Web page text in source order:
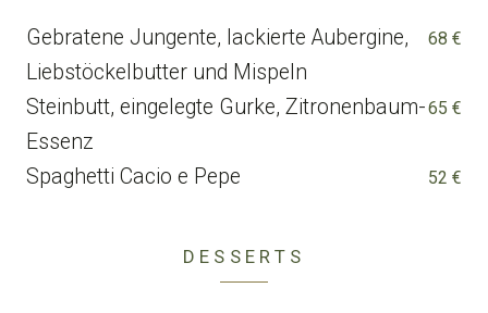
Gebratene Jungente, lackierte Aubergine,
Liebstöckelbutter und Mispeln
68 €
Steinbutt, eingelegte Gurke, Zitronenbaum-
Essenz
65 €
Spaghetti Cacio e Pepe 52 €
DESSERTS